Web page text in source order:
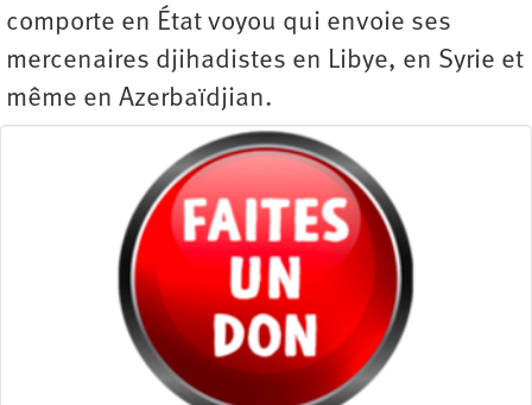
comporte en État voyou qui envoie ses
mercenaires djihadistes en Libye, en Syrie et
même en Azerbaïdjian.